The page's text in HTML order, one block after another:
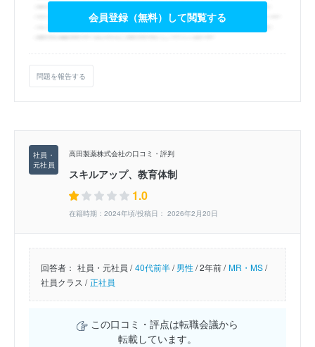
会員登録（無料）して閲覧する
問題を報告する
高田製薬株式会社の口コミ・評判
スキルアップ、教育体制
1.0
在籍時期：2024年頃/投稿日： 2026年2月20日
回答者： 社員・元社員 / 40代前半/男性/2年前 / MR・MS/
社員クラス / 正社員
この口コミ・評点は転職会議から
転載しています。